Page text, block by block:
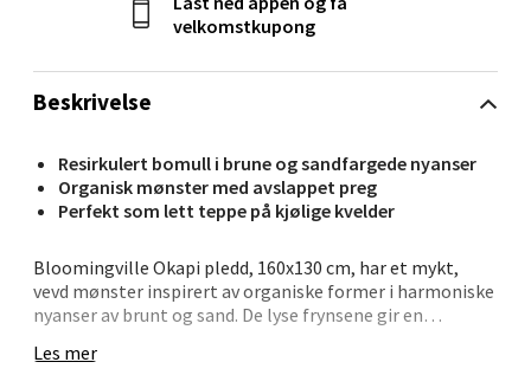
Beskrivelse
Resirkulert bomull i brune og sandfargede nyanser
Organisk mønster med avslappet preg
Perfekt som lett teppe på kjølige kvelder
Bloomingville Okapi pledd, 160x130 cm, har et mykt,
vevd mønster inspirert av organiske former i harmoniske
nyanser av brunt og sand. De lyse frynsene gir en
interiørstiler.
Les mer
velkomstkupong
Gamle Stokkavei 1, 4313 Sandnes
Åpent i dag 10-21